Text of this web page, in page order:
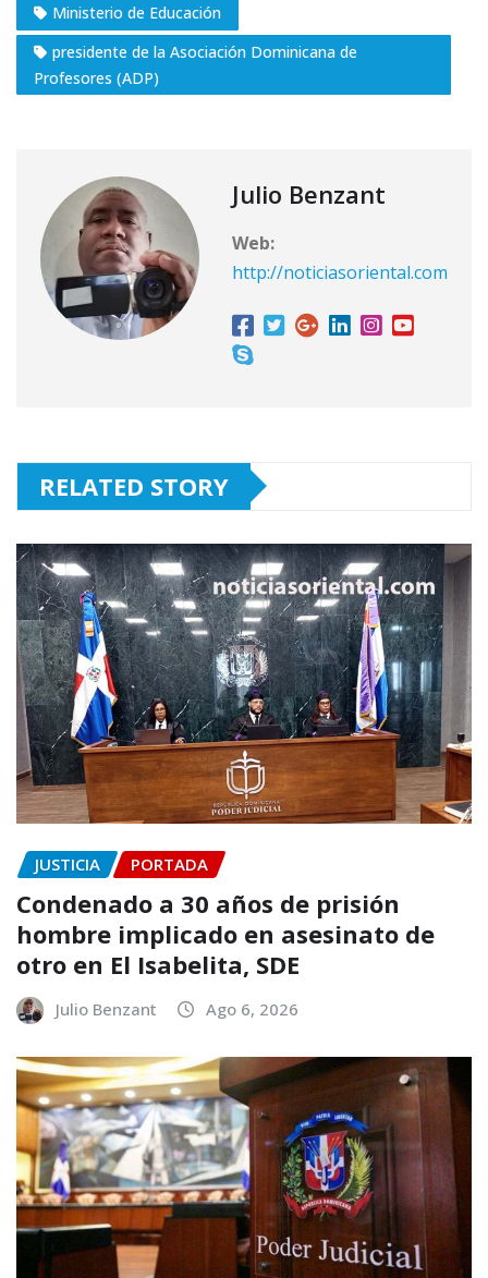
Ministerio de Educación
presidente de la Asociación Dominicana de
Profesores (ADP)
Julio Benzant
Web:
http://noticiasoriental.com
RELATED STORY
JUSTICIA PORTADA
Condenado a 30 años de prisión
hombre implicado en asesinato de
otro en El Isabelita, SDE
Julio Benzant Ago 6, 2026